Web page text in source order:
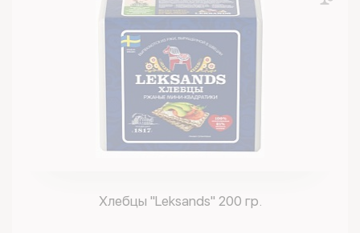
Хлебцы "Leksands" 200 гр.